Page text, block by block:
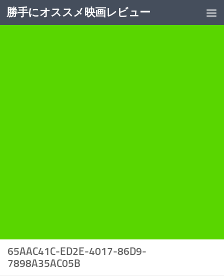
コンテンツへスキップ
勝手にオススメ映画レビュー
65AAC41C-ED2E-4017-86D9-
7898A35AC05B